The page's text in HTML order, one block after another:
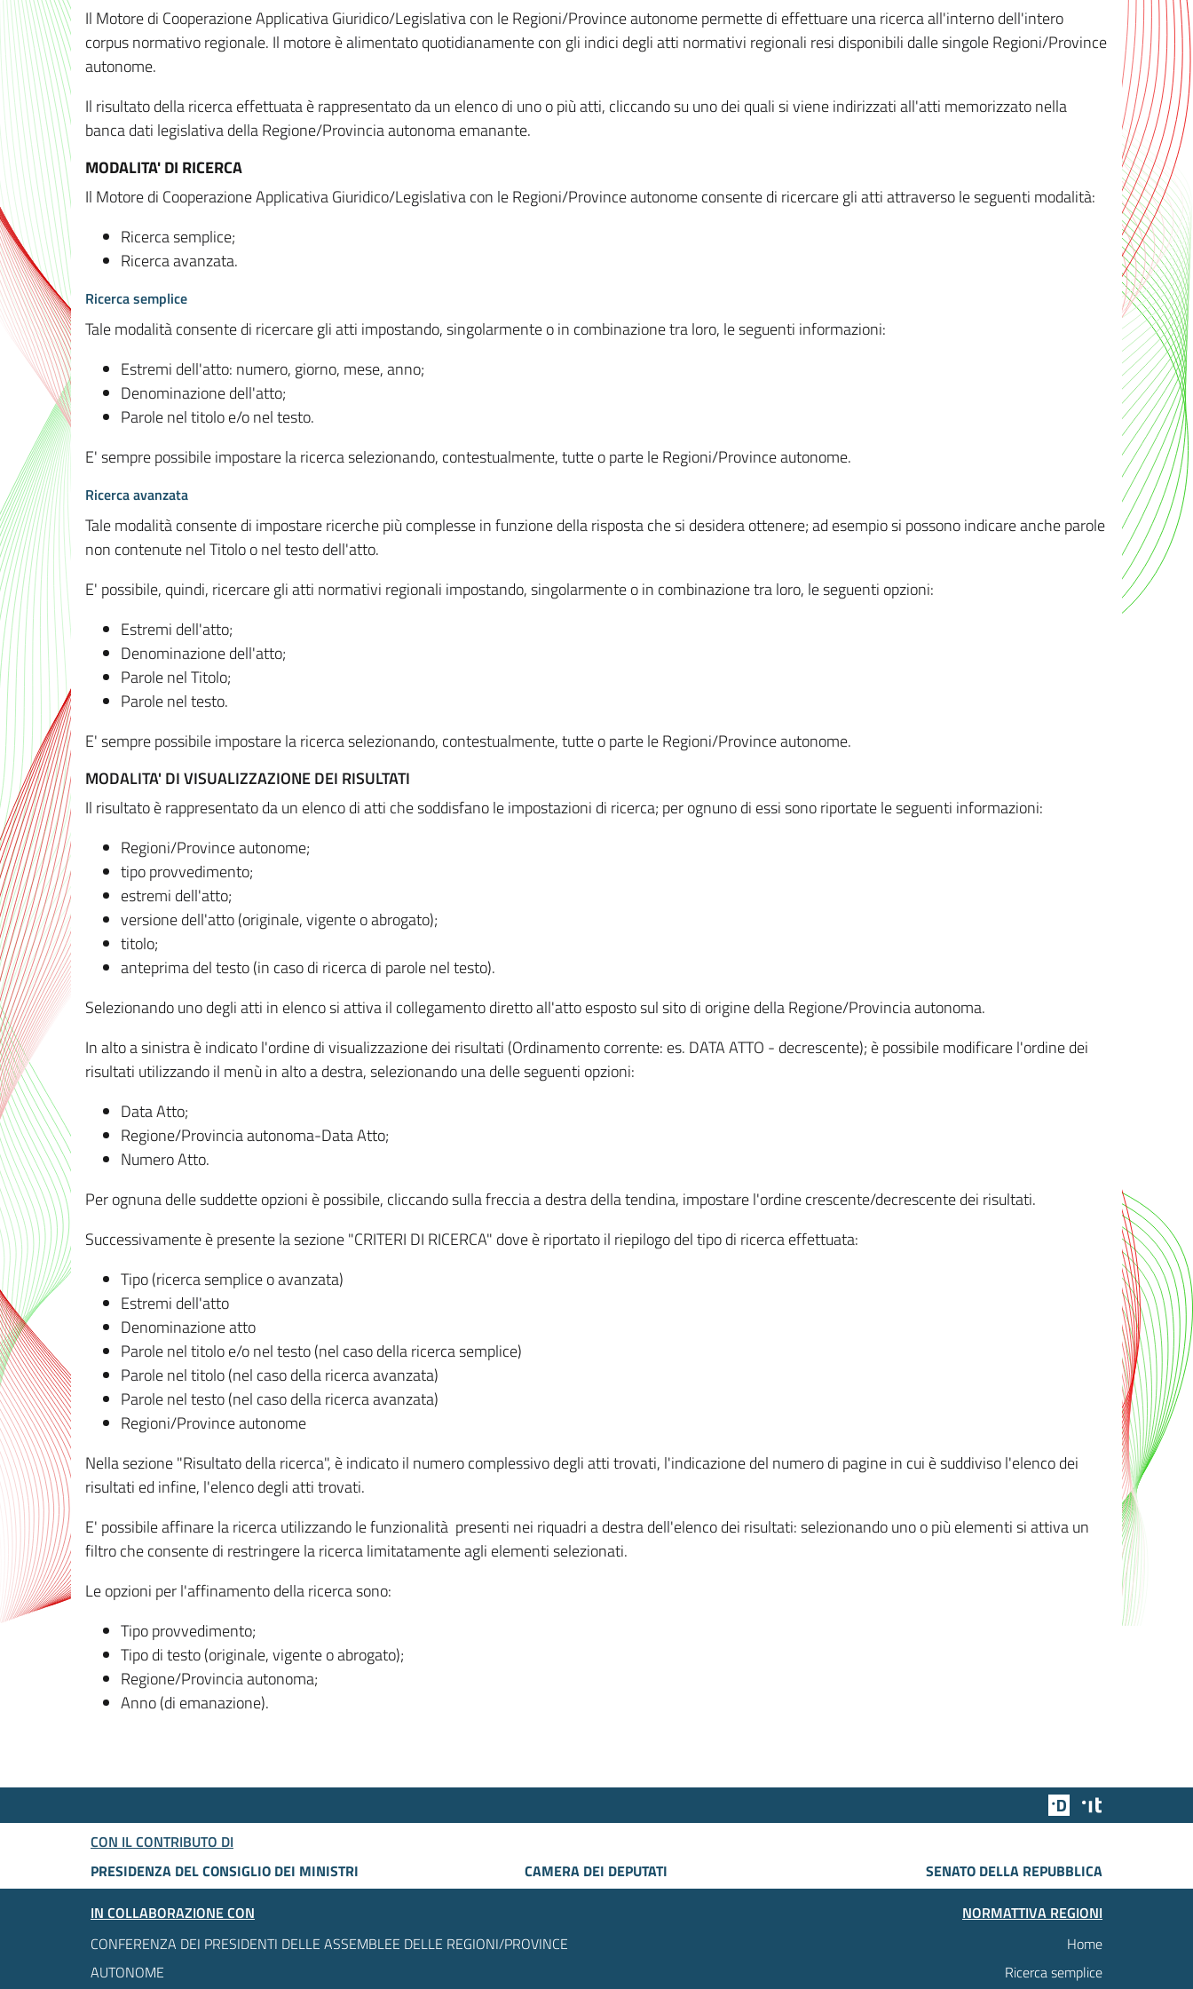
Il Motore di Cooperazione Applicativa Giuridico/Legislativa con le Regioni/Province autonome permette di effettuare una ricerca all'interno dell'intero
corpus normativo regionale. Il motore è alimentato quotidianamente con gli indici degli atti normativi regionali resi disponibili dalle singole Regioni/Province
autonome.
Il risultato della ricerca effettuata è rappresentato da un elenco di uno o più atti, cliccando su uno dei quali si viene indirizzati all'atti memorizzato nella
banca dati legislativa della Regione/Provincia autonoma emanante.
MODALITA' DI RICERCA
Il Motore di Cooperazione Applicativa Giuridico/Legislativa con le Regioni/Province autonome consente di ricercare gli atti attraverso le seguenti modalità:
Ricerca semplice;
Ricerca avanzata.
Ricerca semplice
Tale modalità consente di ricercare gli atti impostando, singolarmente o in combinazione tra loro, le seguenti informazioni:
Estremi dell'atto: numero, giorno, mese, anno;
Denominazione dell'atto;
Parole nel titolo e/o nel testo.
E' sempre possibile impostare la ricerca selezionando, contestualmente, tutte o parte le Regioni/Province autonome.
Ricerca avanzata
Tale modalità consente di impostare ricerche più complesse in funzione della risposta che si desidera ottenere; ad esempio si possono indicare anche parole
non contenute nel Titolo o nel testo dell'atto.
E' possibile, quindi, ricercare gli atti normativi regionali impostando, singolarmente o in combinazione tra loro, le seguenti opzioni:
Estremi dell'atto;
Denominazione dell'atto;
Parole nel Titolo;
Parole nel testo.
E' sempre possibile impostare la ricerca selezionando, contestualmente, tutte o parte le Regioni/Province autonome.
MODALITA' DI VISUALIZZAZIONE DEI RISULTATI
Il risultato è rappresentato da un elenco di atti che soddisfano le impostazioni di ricerca; per ognuno di essi sono riportate le seguenti informazioni:
Regioni/Province autonome;
tipo provvedimento;
estremi dell'atto;
versione dell'atto (originale, vigente o abrogato);
titolo;
anteprima del testo (in caso di ricerca di parole nel testo).
Selezionando uno degli atti in elenco si attiva il collegamento diretto all'atto esposto sul sito di origine della Regione/Provincia autonoma.
In alto a sinistra è indicato l'ordine di visualizzazione dei risultati (Ordinamento corrente: es. DATA ATTO - decrescente); è possibile modificare l'ordine dei
risultati utilizzando il menù in alto a destra, selezionando una delle seguenti opzioni:
Data Atto;
Regione/Provincia autonoma-Data Atto;
Numero Atto.
Per ognuna delle suddette opzioni è possibile, cliccando sulla freccia a destra della tendina, impostare l'ordine crescente/decrescente dei risultati.
Successivamente è presente la sezione "CRITERI DI RICERCA" dove è riportato il riepilogo del tipo di ricerca effettuata:
Tipo (ricerca semplice o avanzata)
Estremi dell'atto
Denominazione atto
Parole nel titolo e/o nel testo (nel caso della ricerca semplice)
Parole nel titolo (nel caso della ricerca avanzata)
Parole nel testo (nel caso della ricerca avanzata)
Regioni/Province autonome
Nella sezione "Risultato della ricerca", è indicato il numero complessivo degli atti trovati, l'indicazione del numero di pagine in cui è suddiviso l'elenco dei
risultati ed infine, l'elenco degli atti trovati.
E' possibile affinare la ricerca utilizzando le funzionalità presenti nei riquadri a destra dell'elenco dei risultati: selezionando uno o più elementi si attiva un
filtro che consente di restringere la ricerca limitatamente agli elementi selezionati.
Le opzioni per l'affinamento della ricerca sono:
Tipo provvedimento;
Tipo di testo (originale, vigente o abrogato);
Regione/Provincia autonoma;
Anno (di emanazione).
Team Digitale
CON IL CONTRIBUTO DI
PRESIDENZA DEL CONSIGLIO DEI MINISTRI
CAMERA DEI DEPUTATI
SENATO DELLA REPUBBLICA
IN COLLABORAZIONE CON
CONFERENZA DEI PRESIDENTI DELLE ASSEMBLEE DELLE REGIONI/PROVINCE
AUTONOME
NORMATTIVA REGIONI
Home
Ricerca semplice